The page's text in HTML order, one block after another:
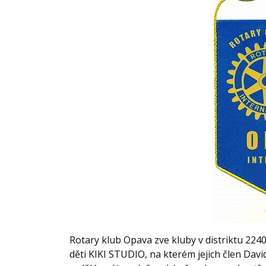
Rotary klub Opava zve kluby v distriktu
děti KIKI STUDIO, na kterém jejich člen